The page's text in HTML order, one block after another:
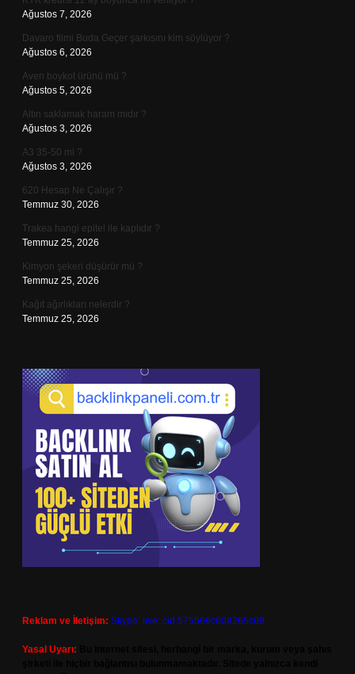
Ağustos 7, 2026
Davaro filmi Buda Geçer şarkısını kim söylüyor ?
Ağustos 6, 2026
Aven boykot ürünü mü ?
Ağustos 5, 2026
Altın saklamak haram mıdır ?
Ağustos 3, 2026
A3 35-50 mi ?
Ağustos 3, 2026
620 Hesap Ne Çalışır ?
Temmuz 30, 2026
Trakea hangi epitel ile kaplıdır ?
Temmuz 25, 2026
Kimyon şekeri düşürür mü ?
Temmuz 25, 2026
Kağıt ağırlıkları nelerdir ?
Temmuz 25, 2026
Reklam ve İletişim: Skype: live:.cid.575569c608265c69
Yasal Uyarı: